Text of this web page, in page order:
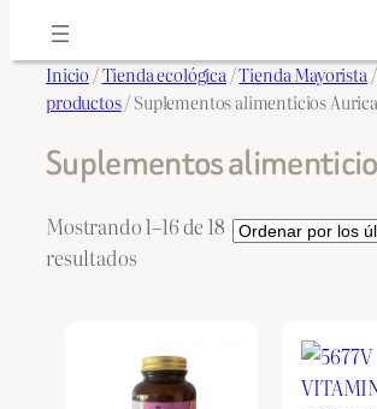
Inicio /Tienda ecológica /Tienda Mayorista /
productos/ Suplementos alimenticios Aurica
Suplementos
Mostrando 1–16 de 18
resultadosOrdenado
últimos